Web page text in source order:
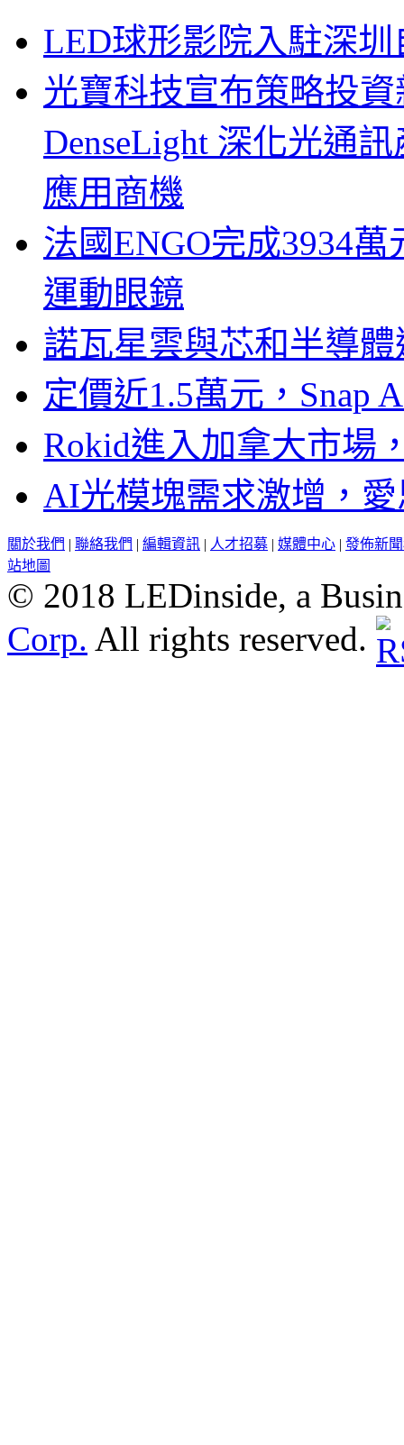
LED球形影院入駐深
光寶科技宣布策略投
DenseLight 深化光通
應用商機
法國ENGO完成3934
運動眼鏡
諾瓦星雲與芯和半導
定價近1.5萬元，Snap
Rokid進入加拿大市場
AI光模塊需求激增，
關於我們 | 聯絡我們 | 編輯資訊 | 人才招募 | 媒體中心 | 發佈新
站地圖
© 2018 LEDinside, a
Corp. All rights reserved.